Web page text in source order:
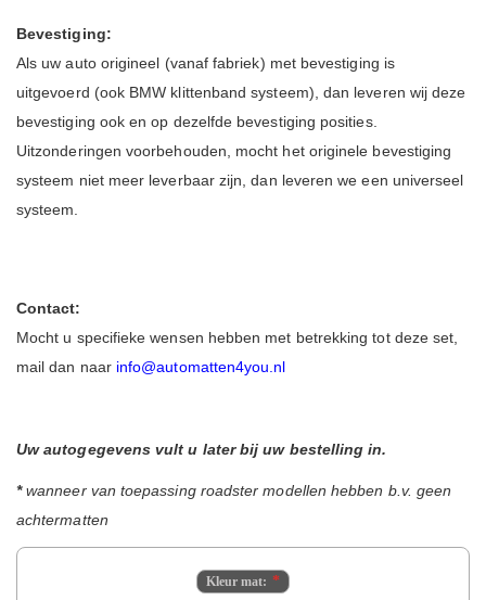
Bevestiging:
Als uw auto origineel (vanaf fabriek) met bevestiging is
uitgevoerd (ook BMW klittenband systeem), dan leveren wij deze
bevestiging ook en op dezelfde bevestiging posities.
Uitzonderingen voorbehouden, mocht het originele bevestiging
systeem niet meer leverbaar zijn, dan leveren we een universeel
systeem.
Contact:
Mocht u specifieke wensen hebben met betrekking tot deze set,
mail dan naar info@automatten4you.nl
Uw autogegevens vult u later bij uw bestelling in.
*wanneer van toepassing roadster modellen hebben b.v. geen
achtermatten
Kleur mat: